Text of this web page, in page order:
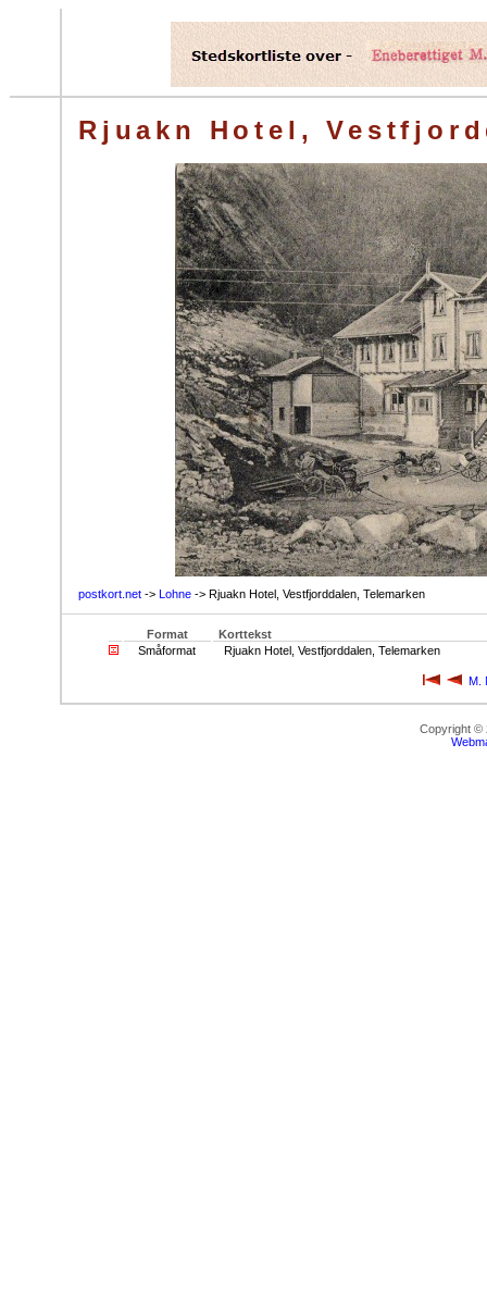
Rjuakn Hotel,
postkort.net -> Lohne -> Rjuakn Hotel, Vestfjorddalen, Telemarken
Format
Korttekst
Småformat
Rjuakn Hotel, Vestfjorddalen, Telemarken
M.
Copyright ©